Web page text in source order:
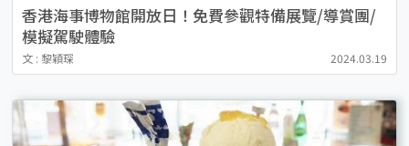
香港海事博物館開放日！免費參觀特備展覽/導賞團/
模擬駕駛體驗
文 : 黎穎琛 2024.03.19